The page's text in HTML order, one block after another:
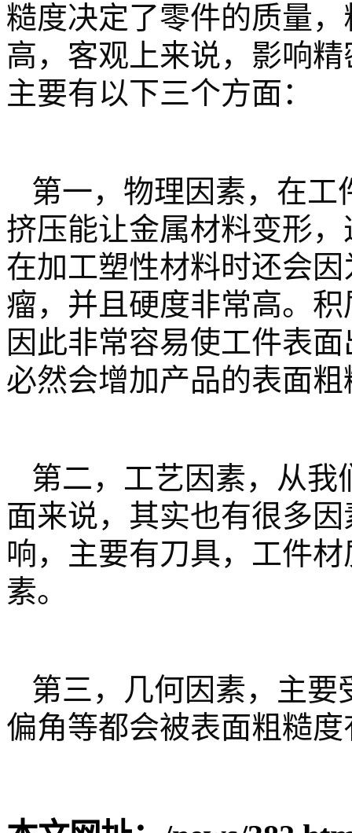
糙度决定了零件的质量
高，客观上来说，影响
主要有以下三个方面：
第一，物理因素，在
挤压能让金属材料变形
在加工塑性材料时还会
瘤，并且硬度非常高。
因此非常容易使工件表
必然会增加产品的表面粗
第二，工艺因素，从
面来说，其实也有很多
响，主要有刀具，工件
素。
第三，几何因素，主
偏角等都会被表面粗糙